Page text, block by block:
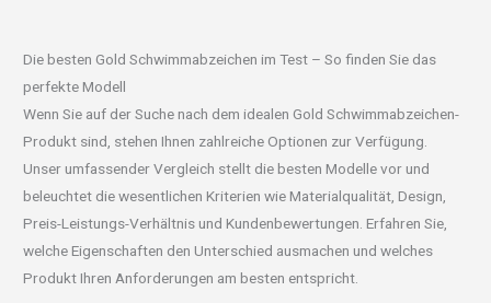
Die besten Gold Schwimmabzeichen im Test – So finden Sie das
perfekte Modell
Wenn Sie auf der Suche nach dem idealen Gold Schwimmabzeichen-
Produkt sind, stehen Ihnen zahlreiche Optionen zur Verfügung.
Unser umfassender Vergleich stellt die besten Modelle vor und
beleuchtet die wesentlichen Kriterien wie Materialqualität, Design,
Preis-Leistungs-Verhältnis und Kundenbewertungen. Erfahren Sie,
welche Eigenschaften den Unterschied ausmachen und welches
Produkt Ihren Anforderungen am besten entspricht.